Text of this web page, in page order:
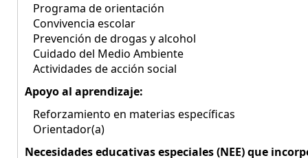
Programa de orientación
Convivencia escolar
Prevención de drogas y alcohol
Cuidado del Medio Ambiente
Actividades de acción social
Apoyo al aprendizaje:
Reforzamiento en materias específicas
Orientador(a)
Necesidades educativas especiales (NEE) que